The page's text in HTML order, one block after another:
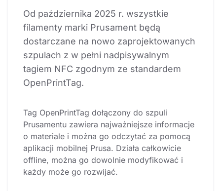
Od października 2025 r. wszystkie
filamenty marki Prusament będą
dostarczane na nowo zaprojektowanych
szpulach z w pełni nadpisywalnym
tagiem NFC zgodnym ze standardem
OpenPrintTag.
Tag OpenPrintTag dołączony do szpuli
Prusamentu zawiera najważniejsze informacje
o materiale i można go odczytać za pomocą
aplikacji mobilnej Prusa. Działa całkowicie
offline, można go dowolnie modyfikować i
każdy może go rozwijać.